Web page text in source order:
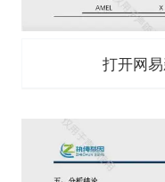
打开网